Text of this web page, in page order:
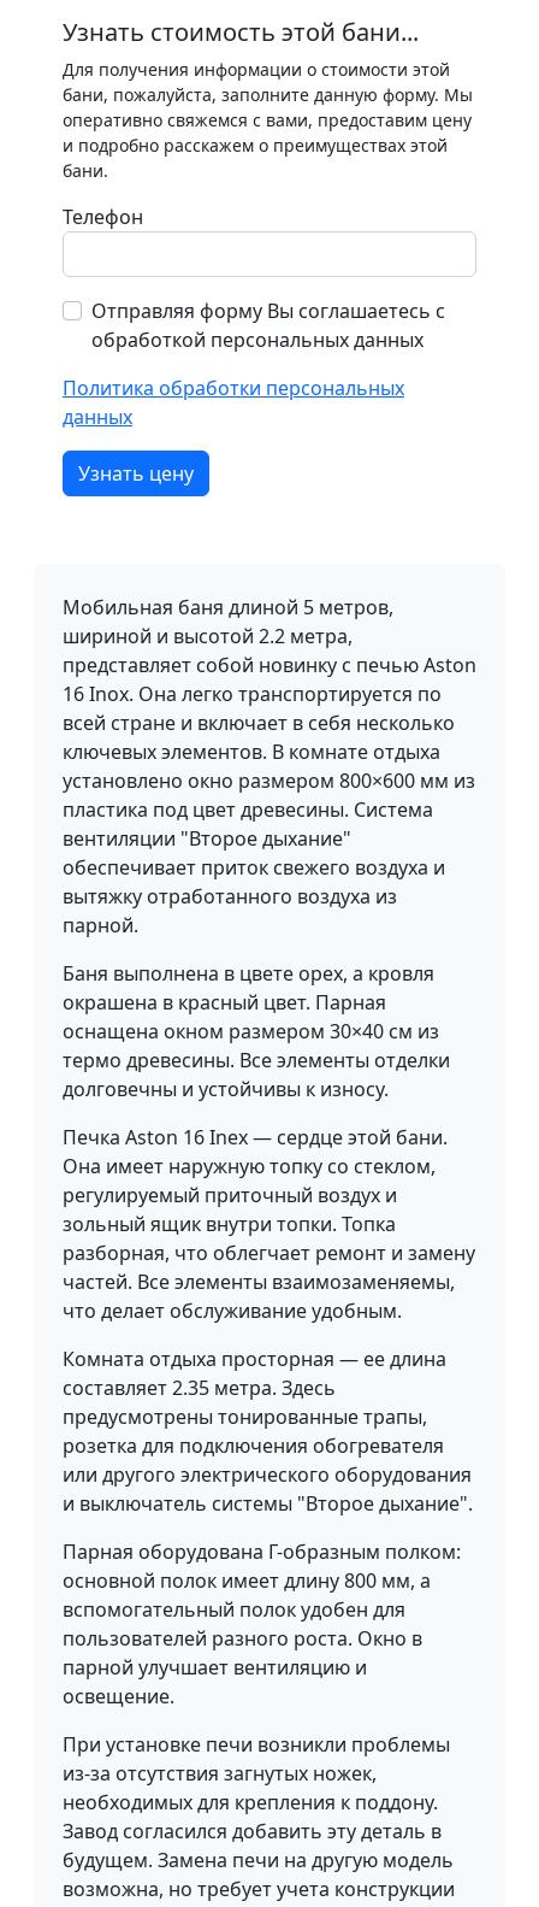
Узнать стоимость этой бани...
Для получения информации о стоимости этой
бани, пожалуйста, заполните данную форму. Мы
оперативно свяжемся с вами, предоставим цену
и подробно расскажем о преимуществах этой
бани.
Телефон
Отправляя форму Вы соглашаетесь с
обработкой персональных данных
Политика обработки персональных
данных
Узнать цену
Мобильная баня длиной 5 метров,
шириной и высотой 2.2 метра,
представляет собой новинку с печью Aston
16 Inox. Она легко транспортируется по
всей стране и включает в себя несколько
ключевых элементов. В комнате отдыха
установлено окно размером 800×600 мм из
пластика под цвет древесины. Система
вентиляции "Второе дыхание"
обеспечивает приток свежего воздуха и
вытяжку отработанного воздуха из
парной.
Баня выполнена в цвете орех, а кровля
окрашена в красный цвет. Парная
оснащена окном размером 30×40 см из
термо древесины. Все элементы отделки
долговечны и устойчивы к износу.
Печка Aston 16 Inex — сердце этой бани.
Она имеет наружную топку со стеклом,
регулируемый приточный воздух и
зольный ящик внутри топки. Топка
разборная, что облегчает ремонт и замену
частей. Все элементы взаимозаменяемы,
что делает обслуживание удобным.
Комната отдыха просторная — ее длина
составляет 2.35 метра. Здесь
предусмотрены тонированные трапы,
розетка для подключения обогревателя
или другого электрического оборудования
и выключатель системы "Второе дыхание".
Парная оборудована Г-образным полком:
основной полок имеет длину 800 мм, а
вспомогательный полок удобен для
пользователей разного роста. Окно в
парной улучшает вентиляцию и
освещение.
При установке печи возникли проблемы
из-за отсутствия загнутых ножек,
необходимых для крепления к поддону.
Завод согласился добавить эту деталь в
будущем. Замена печи на другую модель
возможна, но требует учета конструкции